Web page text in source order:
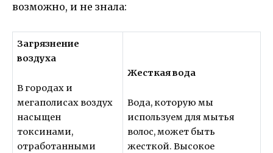
возможно, и не знала:
Загрязнение
воздуха
В городах и
мегаполисах воздух
насыщен
токсинами,
отработанными
Жесткая вода
Вода, которую мы
используем для мытья
волос, может быть
жесткой. Высокое